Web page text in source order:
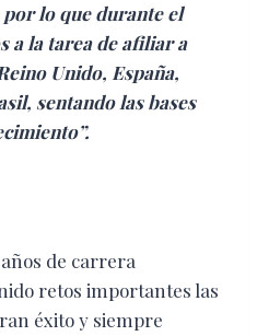
lo que durante el
a la tarea de afiliar a
Unido, España,
sentando las bases
de carrera
retos importantes las
éxito y siempre